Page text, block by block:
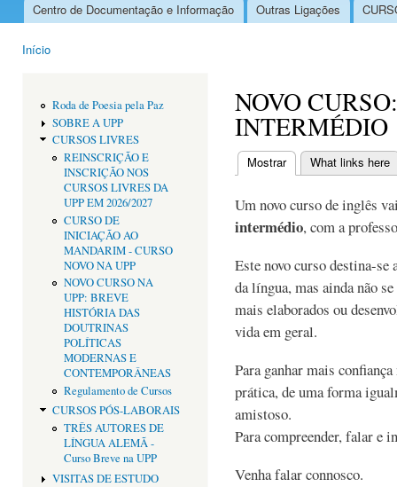
Menu principal
Centro de Documentação e Informação Outras Ligações
Início
Roda de Poesia pela Paz
SOBRE A UPP
CURSOS LIVRES
REINSCRIÇÃO E
INSCRIÇÃO NOS
CURSOS LIVRES DA
UPP EM 2026/2027
CURSO DE
INICIAÇÃO AO
MANDARIM - CURSO
NOVO NA UPP
NOVO CURSO NA
UPP: BREVE
HISTÓRIA DAS
DOUTRINAS
POLÍTICAS
MODERNAS E
CONTEMPORÂNEAS
Regulamento de Cursos
CURSOS PÓS-LABORAIS
TRÊS AUTORES DE
LÍNGUA ALEMÃ -
Curso Breve na UPP
VISITAS DE ESTUDO
NOVO
INTERMÉDIO
Separadores
Mostrar(separador ativo)
What links here
Um novo curso de inglês
intermédio, com a
Este novo curso destina-se
da língua, mas ainda não
mais elaborados ou
vida em geral.
Para ganhar mais
prática, de uma forma
amistoso.
Para compreender, falar e
Venha falar connosco.